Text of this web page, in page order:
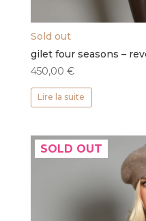
Sold out
gilet four seasons –
450,00 €
Lire la suite
SOLD OUT